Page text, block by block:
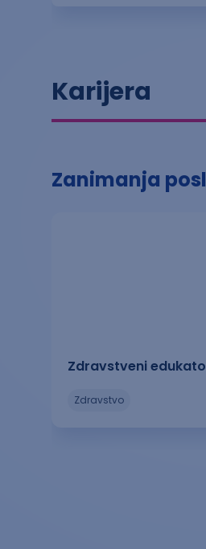
Karijera
Zanimanja
Zdravstveni
zdravstvo